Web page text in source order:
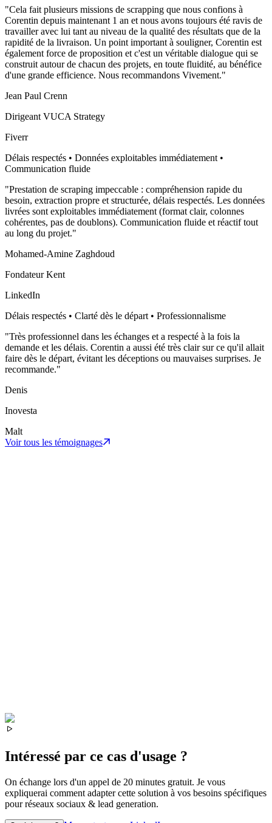
"Cela fait plusieurs missions de scrapping que nous confions à
Corentin depuis maintenant 1 an et nous avons toujours été ravis de
travailler avec lui tant au niveau de la qualité des résultats que de la
rapidité de la livraison. Un point important à souligner, Corentin est
également force de proposition et c'est un véritable dialogue qui se
construit autour de chacun des projets, en toute fluidité, au bénéfice
d'une grande efficience. Nous recommandons Vivement."
Jean Paul Crenn
Dirigeant VUCA Strategy
Fiverr
Délais respectés • Données exploitables immédiatement •
Communication fluide
"Prestation de scraping impeccable : compréhension rapide du
besoin, extraction propre et structurée, délais respectés. Les données
livrées sont exploitables immédiatement (format clair, colonnes
cohérentes, pas de doublons). Communication fluide et réactif tout
au long du projet."
Mohamed-Amine Zaghdoud
Fondateur Kent
LinkedIn
Délais respectés • Clarté dès le départ • Professionnalisme
"Très professionnel dans les échanges et a respecté à la fois la
demande et les délais. Corentin a aussi été très clair sur ce qu'il allait
faire dès le départ, évitant les déceptions ou mauvaises surprises. Je
recommande."
Denis
Inovesta
Malt
Voir tous les témoignages
Intéressé par ce cas d'usage ?
On échange lors d'un appel de 20 minutes gratuit. Je vous
expliquerai comment adapter cette solution à vos besoins spécifiques
pourréseaux sociaux & lead generation.